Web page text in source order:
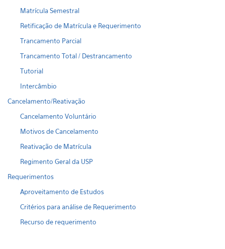
Matrícula Semestral
Retificação de Matrícula e Requerimento
Trancamento Parcial
Trancamento Total / Destrancamento
Tutorial
Intercâmbio
Cancelamento/Reativação
Cancelamento Voluntário
Motivos de Cancelamento
Reativação de Matrícula
Regimento Geral da USP
Requerimentos
Aproveitamento de Estudos
Critérios para análise de Requerimento
Recurso de requerimento